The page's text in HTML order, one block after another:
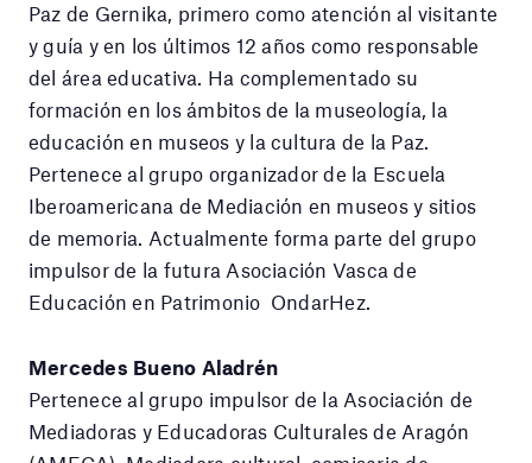
Paz de Gernika, primero como atención al visitante
y guía y en los últimos 12 años como responsable
del área educativa. Ha complementado su
formación en los ámbitos de la museología, la
educación en museos y la cultura de la Paz.
Pertenece al grupo organizador de la Escuela
Iberoamericana de Mediación en museos y sitios
de memoria. Actualmente forma parte del grupo
impulsor de la futura Asociación Vasca de
Educación en Patrimonio OndarHez.
Mercedes Bueno Aladrén
Pertenece al grupo impulsor de la Asociación de
Mediadoras y Educadoras Culturales de Aragón